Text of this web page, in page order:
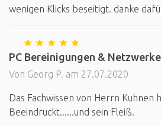
wenigen Klicks beseitigt. danke
PC Bereinigungen &
Von Georg P. am 27.07.2020
Das Fachwissen von Herrn Kuhnen
Beeindruckt......und sein Fleiß.